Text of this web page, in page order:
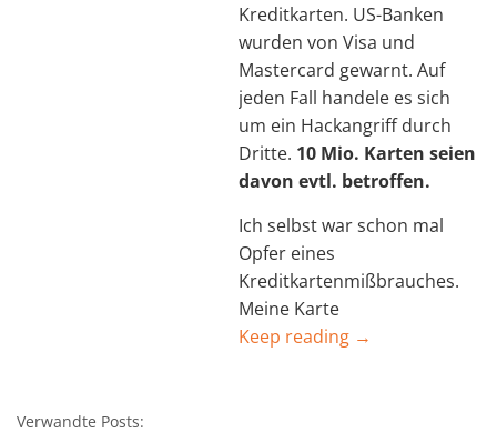
Kreditkarten. US-Banken
wurden von Visa und
Mastercard gewarnt. Auf
jeden Fall handele es sich
um ein Hackangriff durch
Dritte. 10 Mio. Karten seien
davon evtl. betroffen.
Ich selbst war schon mal
Opfer eines
Kreditkartenmißbrauches.
Meine Karte
Keep reading →
Verwandte Posts: